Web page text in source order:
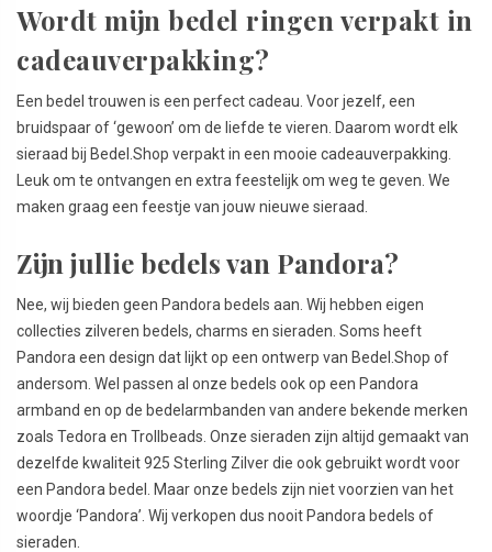
Wordt mijn bedel ringen verpakt in
cadeauverpakking?
Een bedel trouwen is een perfect cadeau. Voor jezelf, een
bruidspaar of ‘gewoon’ om de liefde te vieren. Daarom wordt elk
sieraad bij Bedel.Shop verpakt in een mooie cadeauverpakking.
Leuk om te ontvangen en extra feestelijk om weg te geven. We
maken graag een feestje van jouw nieuwe sieraad.
Zijn jullie bedels van Pandora?
Nee, wij bieden geen Pandora bedels aan. Wij hebben eigen
collecties zilveren bedels, charms en sieraden. Soms heeft
Pandora een design dat lijkt op een ontwerp van Bedel.Shop of
andersom. Wel passen al onze bedels ook op een Pandora
armband en op de bedelarmbanden van andere bekende merken
zoals Tedora en Trollbeads. Onze sieraden zijn altijd gemaakt van
dezelfde kwaliteit 925 Sterling Zilver die ook gebruikt wordt voor
een Pandora bedel. Maar onze bedels zijn niet voorzien van het
woordje ‘Pandora’. Wij verkopen dus nooit Pandora bedels of
sieraden.